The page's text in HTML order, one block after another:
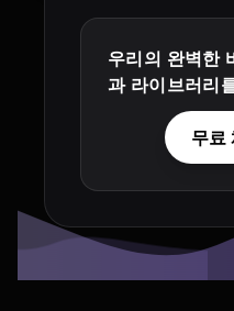
우리의 완벽한
과 라이브러리
무료